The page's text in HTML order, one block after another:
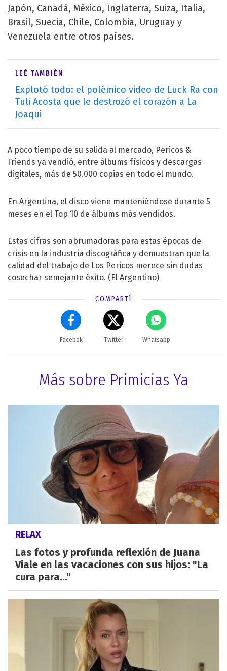
Japón, Canadá, México, Inglaterra, Suiza, Italia,
Brasil, Suecia, Chile, Colombia, Uruguay y
Venezuela entre otros países.
LEÉ TAMBIÉN
Explotó todo: el polémico video de Luck Ra con
Tuli Acosta que le destrozó el corazón a La
Joaqui
A poco tiempo de su salida al mercado, Pericos &
Friends ya vendió, entre álbums físicos y descargas
digitales, más de 50.000 copias en todo el mundo.
En Argentina, el disco viene manteniéndose durante 5
meses en el Top 10 de álbums más vendidos.
Estas cifras son abrumadoras para estas épocas de
crisis en la industria discográfica y demuestran que la
calidad del trabajo de Los Pericos merece sin dudas
cosechar semejante éxito. (El Argentino)
COMPARTÍ
Facebok Twitter Whatsapp
Más sobre Primicias Ya
RELAX
Las fotos y profunda reflexión de Juana
Viale en las vacaciones con sus hijos: "La
cura para..."